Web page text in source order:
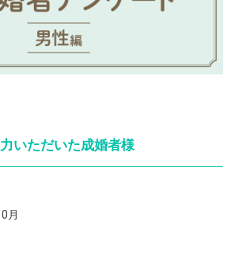
いただいた成婚者様
月